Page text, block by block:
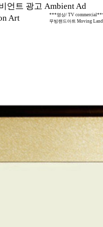
언트 광고 Ambient Ad
Art
***영상/ TV
무빙랜드아트 Moving